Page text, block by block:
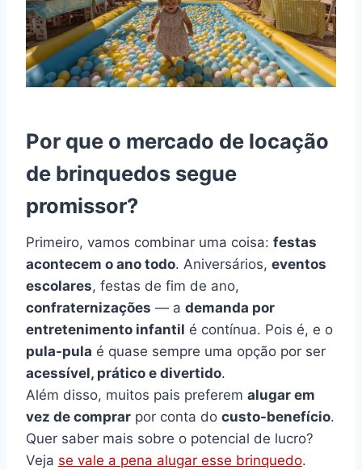
Por que o mercado de locação
de brinquedos segue
promissor?
Primeiro, vamos combinar uma coisa: festas
acontecem o ano todo. Aniversários, eventos
escolares, festas de fim de ano,
confraternizações — a demanda por
entretenimento infantil é contínua. Pois é, e o
pula-pula é quase sempre uma opção por ser
acessível, prático e divertido.
Além disso, muitos pais preferem alugar em
vez de comprar por conta do custo-benefício.
Quer saber mais sobre o potencial de lucro?
Veja se vale a pena alugar esse brinquedo.